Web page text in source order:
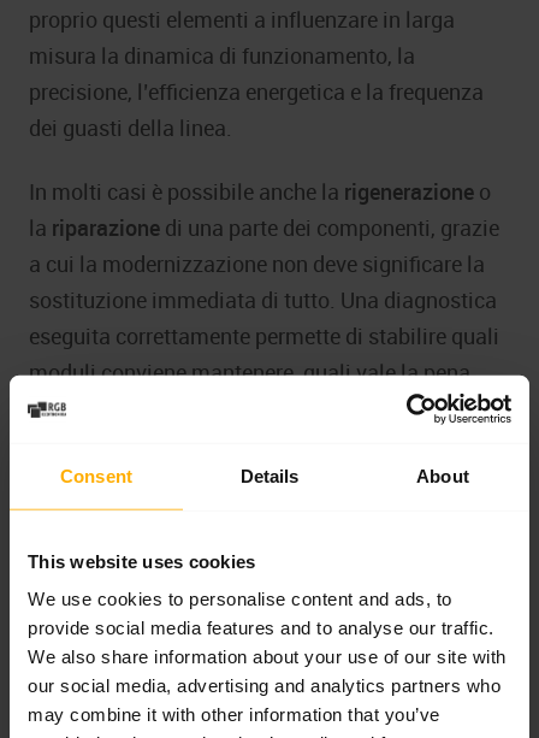
Consent Details About
This website uses cookies
We use cookies to personalise content and ads, to
provide social media features and to analyse our traffic.
We also share information about your use of our site with
our social media, advertising and analytics partners who
may combine it with other information that you’ve
proprio questi elementi a influenzare in larga
misura la dinamica di funzionamento, la
precisione, l’efficienza energetica e la frequenza
dei guasti della linea.
In molti casi è possibile anche la rigenerazione o
la riparazione di una parte dei componenti, grazie
a cui la modernizzazione non deve significare la
sostituzione immediata di tutto. Una diagnostica
eseguita correttamente permette di stabilire quali
moduli conviene mantenere, quali vale la pena
riparare e quali devono essere sostituiti con una
Controllo, visualizzazione e
comunicazione
La seconda area chiave comprende controllori
PLC, pannelli HMI, moduli I/O, schede di
comunicazione, elettronica di controllo, sensori ed
encoder. La loro modernizzazione migliora la